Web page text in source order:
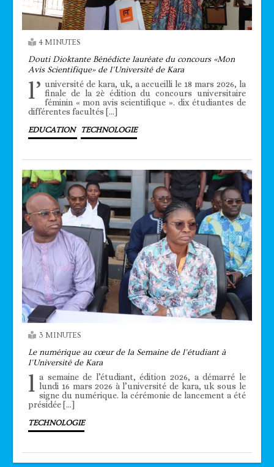
4 MINUTES
Douti Dioktante Bénédicte lauréate du concours «Mon
Avis Scientifique» de l’Université de Kara
l’ université de kara, uk, a accueilli le 18 mars 2026, la
finale de la 2è édition du concours universitaire
féminin « mon avis scientifique ». dix étudiantes de
différentes facultés […]
EDUCATION TECHNOLOGIE
3 MINUTES
Le numérique au cœur de la Semaine de l’étudiant à
l’Université de Kara
l a semaine de l’étudiant, édition 2026, a démarré le
lundi 16 mars 2026 à l’université de kara, uk sous le
signe du numérique. la cérémonie de lancement a été
présidée […]
TECHNOLOGIE